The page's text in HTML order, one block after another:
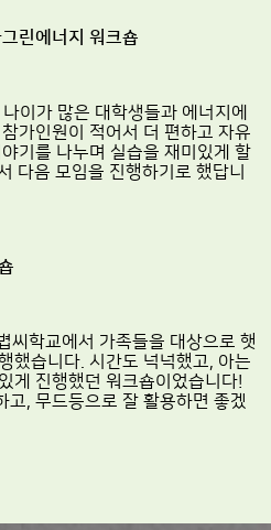
린에너지 워크숍
이가 많은 대학생들과 에너지에
가인원이 적어서 더 편하고 자유
기를 나누며 실습을 재미있게 할
다음 모임을 진행하기로 했답니
씨학교에서 가족들을 대상으로 햇
했습니다. 시간도 넉넉했고, 아는
게 진행했던 워크숍이었습니다!
고, 무드등으로 잘 활용하면 좋겠